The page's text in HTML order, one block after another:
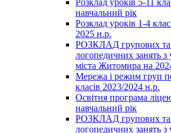
навчальний рік
Розклад уроків 1-4
2025 н.р.
РОЗКЛАД групових та
логопедичних занять
міста Житомира на
Мережа і режим груп
класів 2023/2024 н.р.
Освітня програма
навчальний рік
РОЗКЛАД групових та
логопедичних занять